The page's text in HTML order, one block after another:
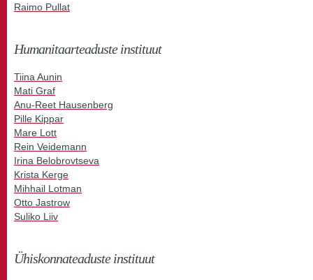
Raimo Pullat
Humanitaarteaduste instituut
Tiina Aunin
Mati Graf
Anu-Reet Hausenberg
Pille Kippar
Mare Lott
Rein Veidemann
Irina Belobrovtseva
Krista Kerge
Mihhail Lotman
Otto Jastrow
Suliko Liiv
Ühiskonnateaduste instituut